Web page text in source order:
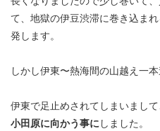
て、地獄の伊豆渋滞に巻き込ま
発します。
しかし伊東〜熱海間の山越え一本
伊東で足止めされてしまいまし
小田原に向かう事にしました。